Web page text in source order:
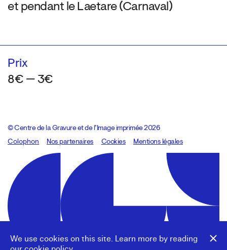
We use cookies on this site. Learn more by reading
et pendant le Laetare (Carnaval)
Prix
8€ — 3€
© Centre de la Gravure et de l’Image imprimée 2026
Colophon
Design:Marcel Kaczmarek, code:8080.studio
Nos partenaires Cookies Mentions légales